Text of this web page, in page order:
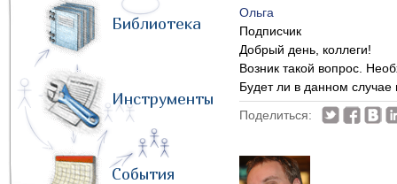
Библиотека
Инструменты
События
Ольга
Подписчик
Добрый день, коллеги!
Возник такой вопрос.
Будет ли в данном случае
Поделиться: